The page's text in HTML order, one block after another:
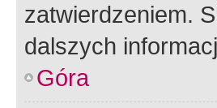
zatwierdzeniem.
dalszych
Góra